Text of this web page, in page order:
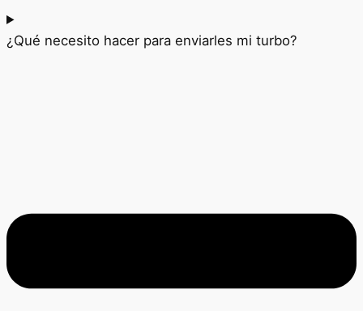
¿Qué necesito hacer para enviarles mi turbo?